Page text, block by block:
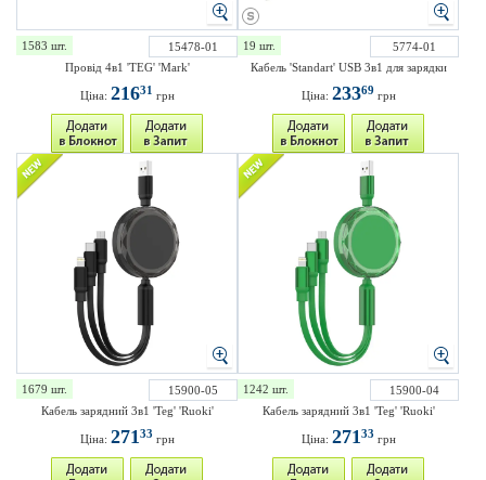
1583 шт.
15478-01
Провід 4в1 'TEG' 'Mark'
Ціна: 21631 грн
19 шт.
5774-01
Кабель 'Standart' USB 3в1 для зарядки
Ціна: 23369 грн
1679 шт.
15900-05
Кабель зарядний 3в1 'Teg' 'Ruoki'
Ціна: 27133 грн
1242 шт.
15900-04
Кабель зарядний 3в1 'Teg' 'Ruoki'
Ціна: 27133 грн